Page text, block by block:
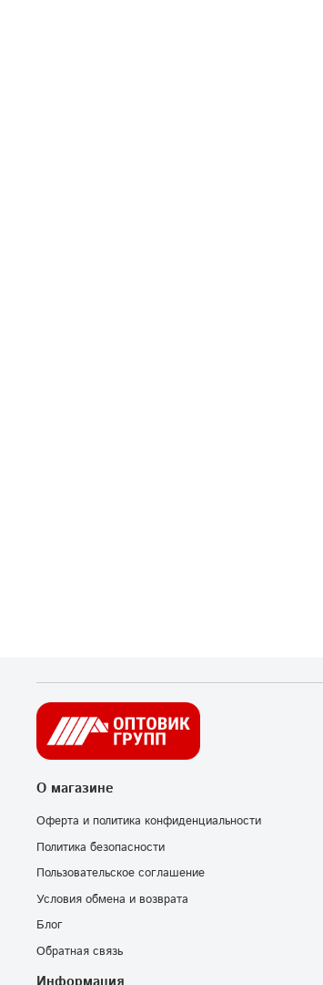
О магазине
Оферта и политика конфиденциальности
Политика безопасности
Пользовательское соглашение
Условия обмена и возврата
Блог
Обратная связь